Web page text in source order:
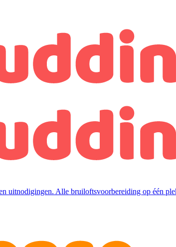
uitnodigingen. Alle bruiloftsvoorbereiding op één